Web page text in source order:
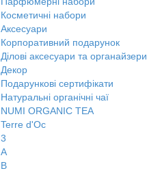
Косметичні набори
Аксесуари
Корпоративний подарунок
Ділові аксесуари та органайзери
Декор
Подарункові сертифікати
Натуральні органічні чаї
NUMI ORGANIC TEA
Terre d'Oc
3
A
B